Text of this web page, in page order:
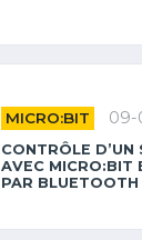
MICRO:BIT 09-
CONTRÔLE D’UN
AVEC MICRO:BIT
PAR BLUETOOTH